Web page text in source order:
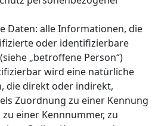
Daten: alle Informationen, die
oder identifizierbare
„betroffene Person“)
wird eine natürliche
die direkt oder indirekt,
Zuordnung zu einer Kennung
einer Kennnummer, zu